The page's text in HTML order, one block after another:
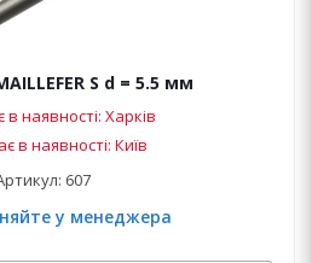
S d = 5.5 мм
наявності: Харків
в наявності: Київ
607
у менеджера